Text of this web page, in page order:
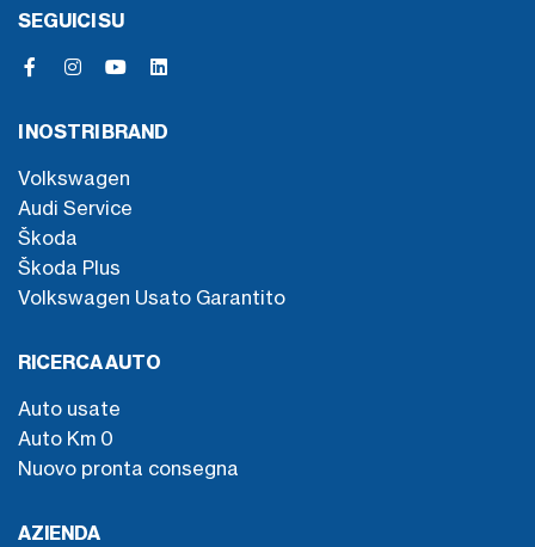
SEGUICI SU
I NOSTRI BRAND
Volkswagen
Audi Service
Škoda
Škoda Plus
Volkswagen Usato Garantito
RICERCA AUTO
Auto usate
Auto Km 0
Nuovo pronta consegna
AZIENDA